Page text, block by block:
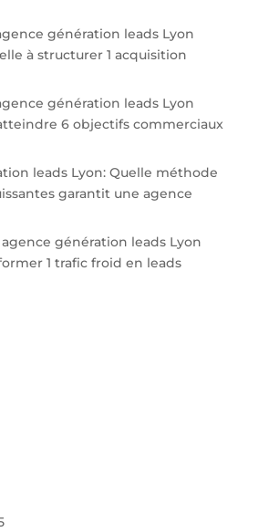
génération leads Lyon
à structurer 1 acquisition
génération leads Lyon
6 objectifs commerciaux
leads Lyon: Quelle méthode
garantit une agence
génération leads Lyon
1 trafic froid en leads